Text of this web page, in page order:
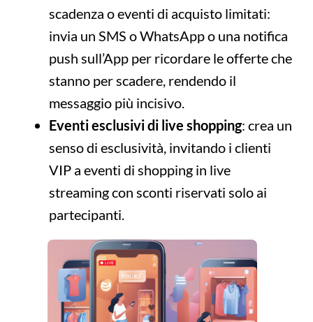
scadenza o eventi di acquisto limitati:
invia un SMS o WhatsApp o una notifica
push sull’App per ricordare le offerte che
stanno per scadere, rendendo il
messaggio più incisivo.
Eventi esclusivi di live shopping: crea un
senso di esclusività, invitando i clienti
VIP a eventi di shopping in live
streaming con sconti riservati solo ai
partecipanti.